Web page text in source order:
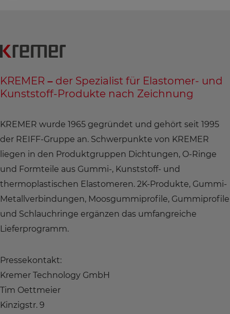
KREMER – der Spezialist für Elastomer- und
Kunststoff-Produkte nach Zeichnung
KREMER wurde 1965 gegründet und gehört seit 1995
der REIFF-Gruppe an. Schwerpunkte von KREMER
liegen in den Produktgruppen Dichtungen, O-Ringe
und Formteile aus Gummi-, Kunststoff- und
thermoplastischen Elastomeren. 2K-Produkte, Gummi-
Metallverbindungen, Moosgummiprofile, Gummiprofile
und Schlauchringe ergänzen das umfangreiche
Lieferprogramm.
Pressekontakt:
Kremer Technology GmbH
Tim Oettmeier
Kinzigstr. 9